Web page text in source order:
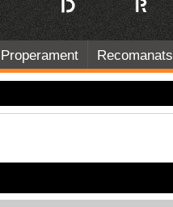
Properament Recomanats